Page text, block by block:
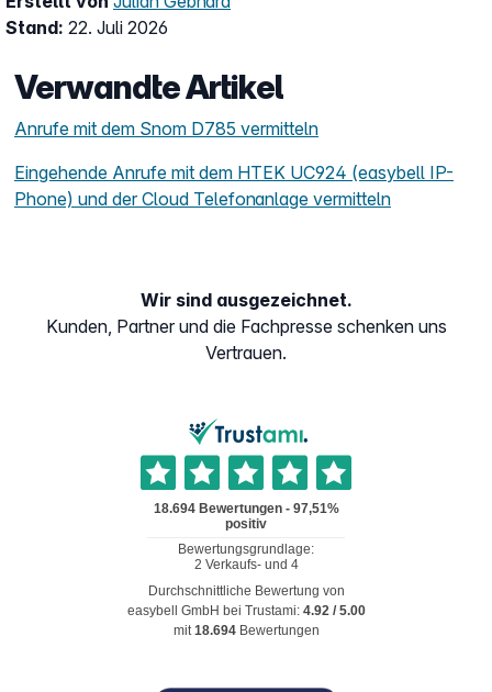
Stand: 22. Juli 2026
Verwandte Artikel
Anrufe mit dem Snom D785 vermitteln
Eingehende Anrufe mit dem HTEK UC924 (easybell IP-
Phone) und der Cloud Telefonanlage vermitteln
Wir sind ausgezeichnet.
Kunden, Partner und die Fachpresse schenken uns
Vertrauen.
Durchschnittliche Bewertung von
easybell GmbH bei Trustami: 4.92/ 5.00
mit18.694 Bewertungen